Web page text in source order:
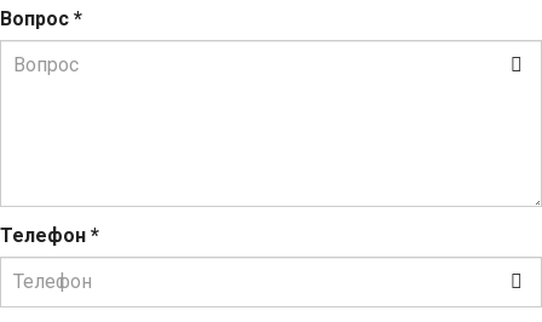
Вопрос *
Телефон *